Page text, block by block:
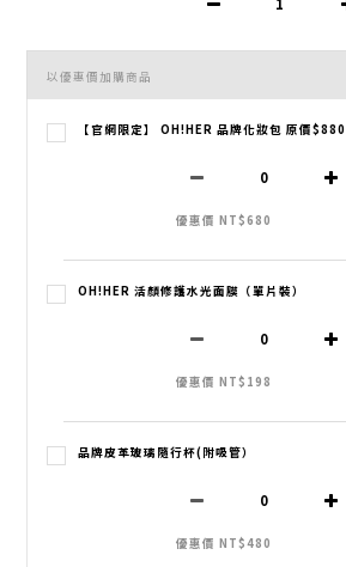
以優惠價加購商品
【官網限定】 OH!HER 品牌化妝包 原價$880
優惠價 NT$680
OH!HER 活顏修護水光面膜（單片裝）
優惠價 NT$198
品牌皮革玻璃隨行杯(附吸管）
優惠價 NT$480